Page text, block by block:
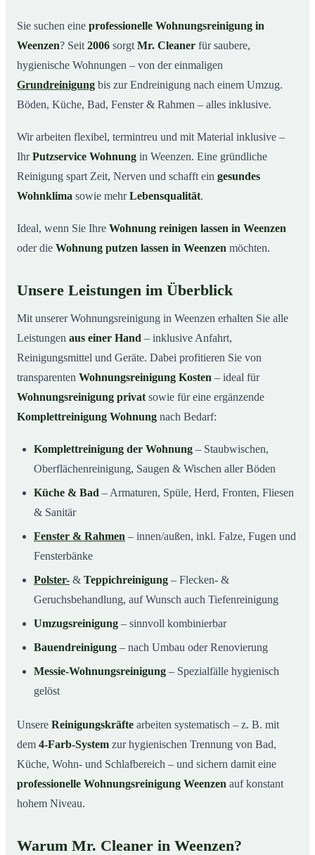
03Warum Mr. Cleaner in Weenzen?
04So funktioniert’s
05Typische Anlässe für eine Wohnungsreinigung
08So reinigen unsere Profis Ihre Wohnung in
Weenzen
Sie suchen eine professionelle Wohnungsreinigung in
Weenzen? Seit 2006 sorgt Mr. Cleaner für saubere,
hygienische Wohnungen – von der einmaligen
Grundreinigung bis zur Endreinigung nach einem Umzug.
Böden, Küche, Bad, Fenster & Rahmen – alles inklusive.
Wir arbeiten flexibel, termintreu und mit Material inklusive –
IhrPutzservice Wohnung in Weenzen. Eine gründliche
Reinigung spart Zeit, Nerven und schafft ein gesundes
Wohnklima sowie mehrLebensqualität.
Ideal, wenn Sie Ihre Wohnung reinigen lassen in Weenzen
oder die Wohnung putzen lassen in Weenzen möchten.
Unsere Leistungen im Überblick
Mit unserer Wohnungsreinigung in Weenzen erhalten Sie alle
Leistungen aus einer Hand – inklusive Anfahrt,
Reinigungsmittel und Geräte. Dabei profitieren Sie von
transparenten Wohnungsreinigung Kosten – ideal für
Wohnungsreinigung privat sowie für eine ergänzende
Komplettreinigung Wohnung nach Bedarf:
Komplettreinigung der Wohnung – Staubwischen,
Oberflächenreinigung, Saugen & Wischen aller Böden
Küche & Bad – Armaturen, Spüle, Herd, Fronten, Fliesen
& Sanitär
Fenster & Rahmen – innen/außen, inkl. Falze, Fugen und
Fensterbänke
Polster- & Teppichreinigung – Flecken- &
Geruchsbehandlung, auf Wunsch auch Tiefenreinigung
Umzugsreinigung – sinnvoll kombinierbar
Bauendreinigung – nach Umbau oder Renovierung
Messie-Wohnungsreinigung – Spezialfälle hygienisch
gelöst
Unsere Reinigungskräfte arbeiten systematisch – z. B. mit
dem 4-Farb-System zur hygienischen Trennung von Bad,
Küche, Wohn- und Schlafbereich – und sichern damit eine
professionelle Wohnungsreinigung Weenzen auf konstant
hohem Niveau.
Warum Mr. Cleaner in Weenzen?